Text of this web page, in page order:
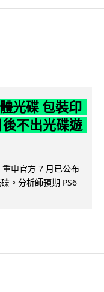
光碟 包裝印
不出光碟遊
申官方 7 月已公布
。分析師預期 PS6